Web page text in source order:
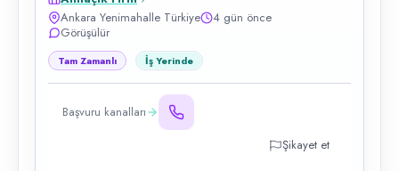
Ankara Yenimahalle Türkiye
4 gün önce
Görüşülür
Tam Zamanlı İş Yerinde
Başvuru kanalları
Şikayet et